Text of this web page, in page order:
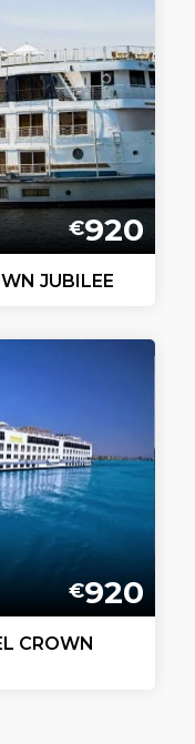
€920
JUBILEE
€920
CROWN